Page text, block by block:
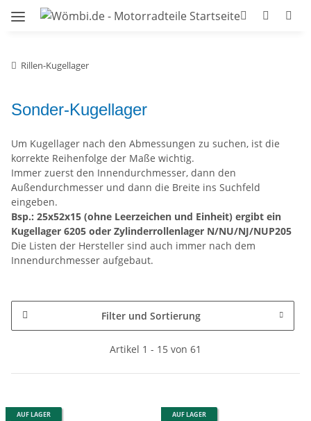
Rillen-Kugellager
Sonder-Kugellager
Um Kugellager nach den Abmessungen zu suchen, ist die
korrekte Reihenfolge der Maße wichtig.
Immer zuerst den Innendurchmesser, dann den
Außendurchmesser und dann die Breite ins Suchfeld
eingeben.
Bsp.: 25x52x15 (ohne Leerzeichen und Einheit) ergibt ein
Kugellager 6205 oder Zylinderrollenlager N/NU/NJ/NUP205
Die Listen der Hersteller sind auch immer nach dem
Innendurchmesser aufgebaut.
Filter und Sortierung
Artikel 1 - 15 von 61
AUF LAGER AUF LAGER